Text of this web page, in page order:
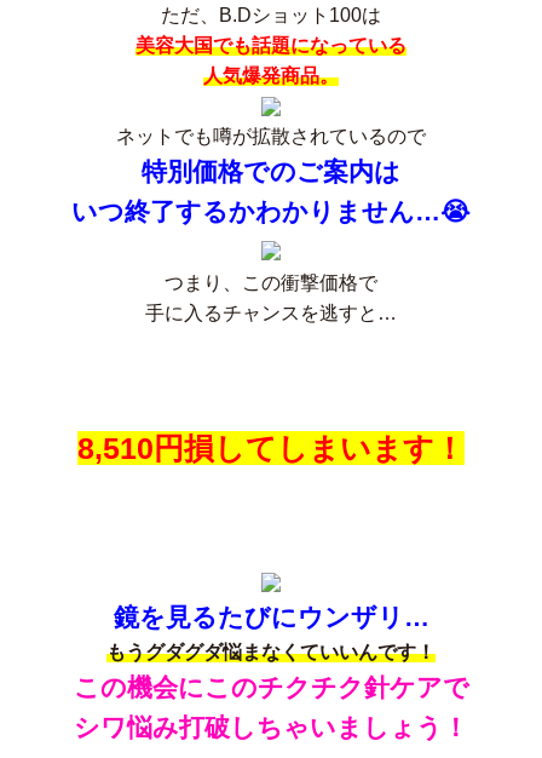
ただ、B.Dショット100は
美容大国でも話題になっている
人気爆発商品。
ネットでも噂が拡散されているので
特別価格でのご案内は
いつ終了するかわかりません…😭
つまり、この衝撃価格で
手に入るチャンスを逃すと…
8,510円損してしまいます！
鏡を見るたびにウンザリ…
もうグダグダ悩まなくていいんです！
この機会にこのチクチク針ケアで
シワ悩み打破しちゃいましょう！